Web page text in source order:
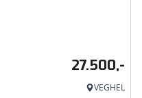
27.500,-
VEGHEL